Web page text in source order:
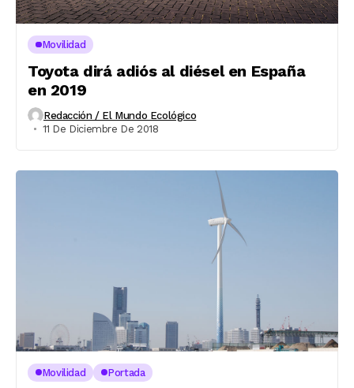
Movilidad
Toyota dirá adiós al diésel en España
en 2019
Redacción / El Mundo Ecológico
11 De Diciembre De 2018
Movilidad Portada